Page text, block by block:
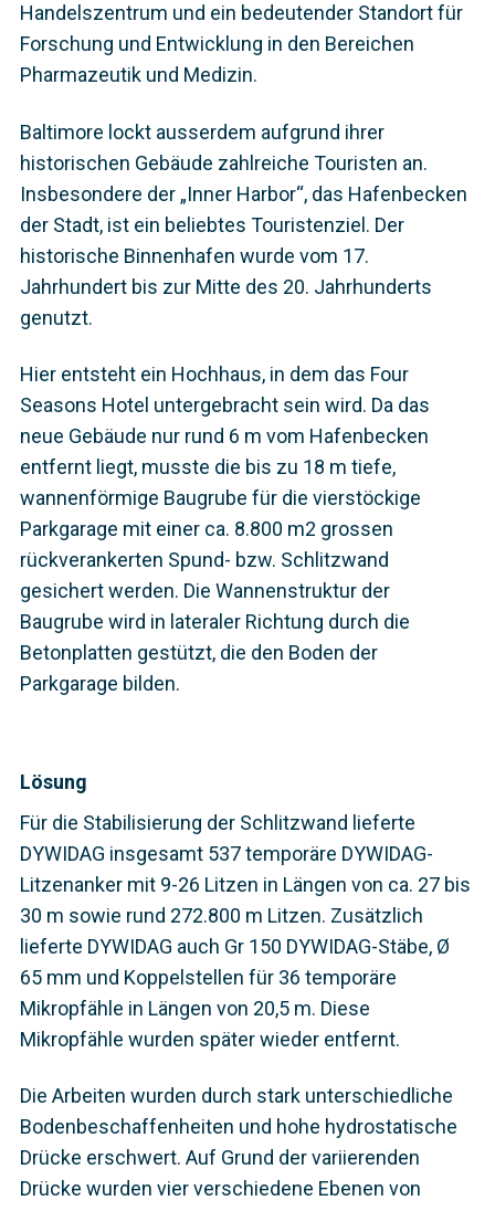
Handelszentrum und ein bedeutender Standort für
Forschung und Entwicklung in den Bereichen
Pharmazeutik und Medizin.
Baltimore lockt ausserdem aufgrund ihrer
historischen Gebäude zahlreiche Touristen an.
Insbesondere der „Inner Harbor“, das Hafenbecken
der Stadt, ist ein beliebtes Touristenziel. Der
historische Binnenhafen wurde vom 17.
Jahrhundert bis zur Mitte des 20. Jahrhunderts
genutzt.
Hier entsteht ein Hochhaus, in dem das Four
Seasons Hotel untergebracht sein wird. Da das
neue Gebäude nur rund 6 m vom Hafenbecken
entfernt liegt, musste die bis zu 18 m tiefe,
wannenförmige Baugrube für die vierstöckige
Parkgarage mit einer ca. 8.800 m2 grossen
rückverankerten Spund- bzw. Schlitzwand
gesichert werden. Die Wannenstruktur der
Baugrube wird in lateraler Richtung durch die
Betonplatten gestützt, die den Boden der
Parkgarage bilden.
Lösung
Für die Stabilisierung der Schlitzwand lieferte
DYWIDAG insgesamt 537 temporäre DYWIDAG-
Litzenanker mit 9-26 Litzen in Längen von ca. 27 bis
30 m sowie rund 272.800 m Litzen. Zusätzlich
lieferte DYWIDAG auch Gr 150 DYWIDAG-Stäbe, Ø
65 mm und Koppelstellen für 36 temporäre
Mikropfähle in Längen von 20,5 m. Diese
Mikropfähle wurden später wieder entfernt.
Die Arbeiten wurden durch stark unterschiedliche
Bodenbeschaffenheiten und hohe hydrostatische
Drücke erschwert. Auf Grund der variierenden
Drücke wurden vier verschiedene Ebenen von